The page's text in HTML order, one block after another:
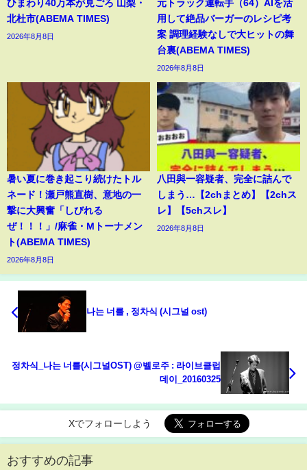
ひまわり40万本が見ごろ 山梨・
北杜市(ABEMA TIMES)
2026年8月8日
元トラック運転手（64）AIを活
用して絶品バーガーのレシピ考
案 調理経験なしで大ヒットの舞
台裏(ABEMA TIMES)
2026年8月8日
暑い夏に巻き起こり続けたトル
ネード！瀬戸熊直樹、意地の一
撃に大興奮「しびれる
ぜ！！！」/麻雀・Mトーナメン
ト(ABEMA TIMES)
2026年8月8日
八田與一容疑者、完全に詰んで
しまう…【2chまとめ】【2chス
レ】【5chスレ】
2026年8月8日
나는 너를 , 정차식 (시그널 ost)
정차식_나는 너를(시그널OST) @벨로주 : 라이브클럽
데이_20160325
Xでフォローしよう
おすすめの記事